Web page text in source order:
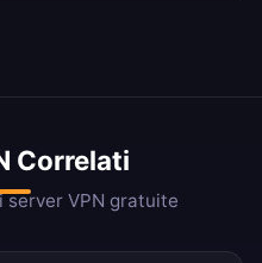
Correlati
server VPN gratuite